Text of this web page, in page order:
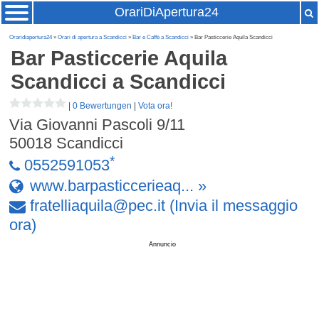
OrariDiApertura24
Oraridiapertura24»Orari di apertura a Scandicci » Bar e Caffè a Scandicci » Bar Pasticcerie Aquila Scandicci
Bar Pasticcerie Aquila
Scandicci a Scandicci
|0 Bewertungen |Vota ora!
Via Giovanni Pascoli 9/11
50018 Scandicci
0552591053*
www.barpasticcerieaq... »
fratelliaquila@pec.it (Invia il messaggio
ora)
Annuncio